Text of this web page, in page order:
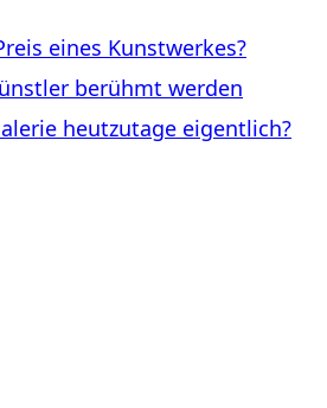
eines Kunstwerkes?
berühmt werden
heutzutage eigentlich?